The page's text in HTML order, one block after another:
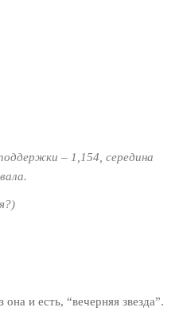
– 1,154, середина
и есть, “вечерняя звезда”.